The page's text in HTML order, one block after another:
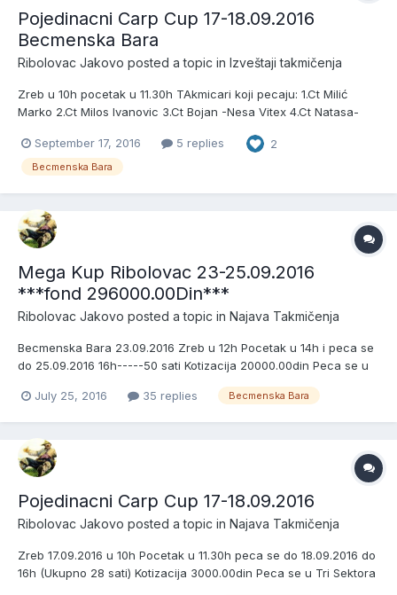
Pojedinacni Carp Cup 17-18.09.2016
Becmenska Bara
Ribolovac Jakovo posted a topic in Izveštaji takmičenja
Zreb u 10h pocetak u 11.30h TAkmicari koji pecaju: 1.Ct Milić
Marko 2.Ct Milos Ivanovic 3.Ct Bojan -Nesa Vitex 4.Ct Natasa-
& Vlada 8.Ct Svarc 9.Ct Davago Goran 10.Ct Nikola Tisma 11.Ct
Didi i Rama Strumfovi 12.Ct Bojana i Luka 13.Ct...
September 17, 2016 5 replies 2
Becmenska Bara
Mega Kup Ribolovac 23-25.09.2016
***fond 296000.00Din***
Ribolovac Jakovo posted a topic in Najava Takmičenja
Becmenska Bara 23.09.2016 Zreb u 12h Pocetak u 14h i peca se
do 25.09.2016 16h-----50 sati Kotizacija 20000.00din Peca se u
pecanja Peca se na 6 stapova Nagrade za Pobednike sektora
July 25, 2016 35 replies Becmenska Bara
Pojedinacni Carp Cup 17-18.09.2016
Ribolovac Jakovo posted a topic in Najava Takmičenja
Zreb 17.09.2016 u 10h Pocetak u 11.30h peca se do 18.09.2016 do
16h (Ukupno 28 sati) Kotizacija 3000.00din Peca se u Tri Sektora